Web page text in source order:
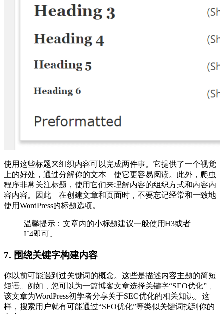
使用这些标题来组织内容可以完成两件事。它提供了一个视觉
上的好处，通过分解你的文本，使它更容易阅读。此外，爬虫
程序非常关注标题，使用它们来理解内容的组织方式和内容内
容内容。因此，在创建文章和页面时，不要忘记经常和一致地
使用WordPress的标题选项。
温馨提示：文章内的小标题建议一般使用H3或者
H4即可。
7. 围绕关键字构建内容
你以前可能遇到过关键词的概念。这些是描述内容主题的简短
短语。例如，您可以为一篇博客文章选择关键字“SEO优化”，
该文章为WordPress初学者分享关于SEO优化的相关知识。这
样，搜索用户就有可能通过“SEO优化”等类似关键词找到你的